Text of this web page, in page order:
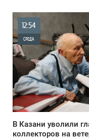
12:54
СРЕДА
0
1 510
В Казани уволили
коллекторов на